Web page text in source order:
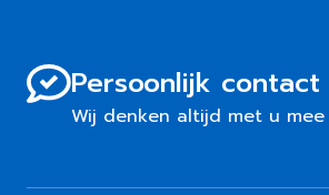
Persoonlijk contact
Wij denken altijd met u mee